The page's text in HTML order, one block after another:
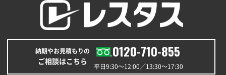
以前の注文も含め価格と品質
青森県K社様
ワンポイントポリ袋 A4サイズ1000枚
2025年12月24日 13:22
安い
納期やお見積もりの
ご相談はこちら
0120-710-855
平日9:30〜12:00／13:30〜17:30